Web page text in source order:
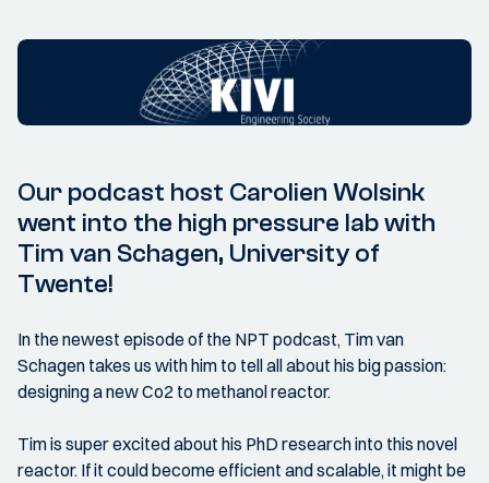
Our podcast host Carolien Wolsink
went into the high pressure lab with
Tim van Schagen, University of
Twente!
In the newest episode of the NPT podcast, Tim van
Schagen takes us with him to tell all about his big passion:
designing a new Co2 to methanol reactor.
Tim is super excited about his PhD research into this novel
reactor. If it could become efficient and scalable, it might be